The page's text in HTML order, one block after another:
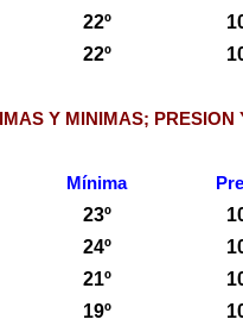
22º
22º
Y MINIMAS; PRESION
Mínima
23º
24º
21º
19º